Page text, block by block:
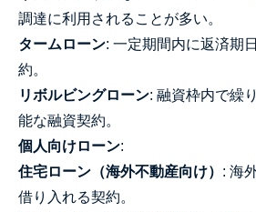
調達に利用されることが多い。
タームローン: 一定期間内に返済期
約。
リボルビングローン: 融資枠内で繰
能な融資契約。
個人向けローン:
住宅ローン（海外不動産向け） : 海
借り入れる契約。